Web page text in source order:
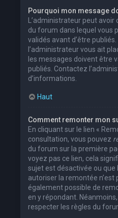
Pourquoi mon message
L’administrateur peut
du forum dans lequel vous
validés avant d’être
l’administrateur vous ait
les messages doivent être
publiés. Contactez
d’informations.
Haut
Comment remonter mon
En cliquant sur le lien «
consultation, vous pouvez
du forum sur la première
voyez pas ce lien, cela
sujet est désactivée ou que
autoriser la remontée n’est
également possible de
en y répondant.
respecter les règles du